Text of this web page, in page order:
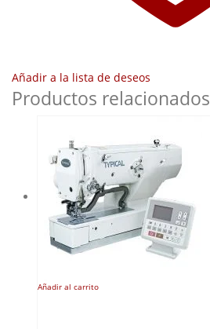
Añadir a la lista de deseos
Productos relacionados
Añadir al carrito